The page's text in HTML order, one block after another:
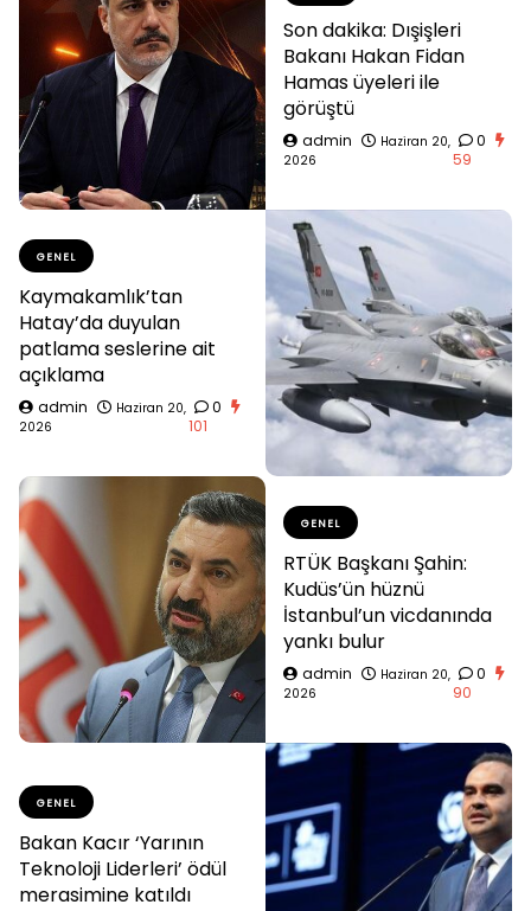
Son dakika: Dışişleri
Bakanı Hakan Fidan
Hamas üyeleri ile
görüştü
admin
Haziran 20,
2026
0
59
GENEL
Kaymakamlık’tan
Hatay’da duyulan
patlama seslerine ait
açıklama
admin
Haziran 20,
2026
0
101
GENEL
RTÜK Başkanı Şahin:
Kudüs’ün hüznü
İstanbul’un vicdanında
yankı bulur
admin
Haziran 20,
2026
0
90
GENEL
Bakan Kacır ‘Yarının
Teknoloji Liderleri’ ödül
merasimine katıldı